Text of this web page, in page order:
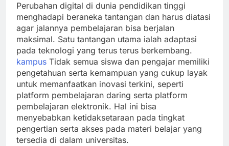
Perubahan digital di dunia pendidikan tinggi
menghadapi beraneka tantangan dan harus diatasi
agar jalannya pembelajaran bisa berjalan
maksimal. Satu tantangan utama ialah adaptasi
pada teknologi yang terus terus berkembang.
kampus Tidak semua siswa dan pengajar memiliki
pengetahuan serta kemampuan yang cukup layak
untuk memanfaatkan inovasi terkini, seperti
platform pembelajaran daring serta platform
pembelajaran elektronik. Hal ini bisa
menyebabkan ketidaksetaraan pada tingkat
pengertian serta akses pada materi belajar yang
tersedia di dalam universitas.